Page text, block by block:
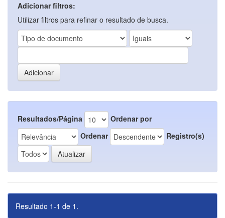
Adicionar filtros:
Utilizar filtros para refinar o resultado de busca.
Resultados/Página
Ordenar por
Ordenar
Registro(s)
Resultado 1-1 de 1.